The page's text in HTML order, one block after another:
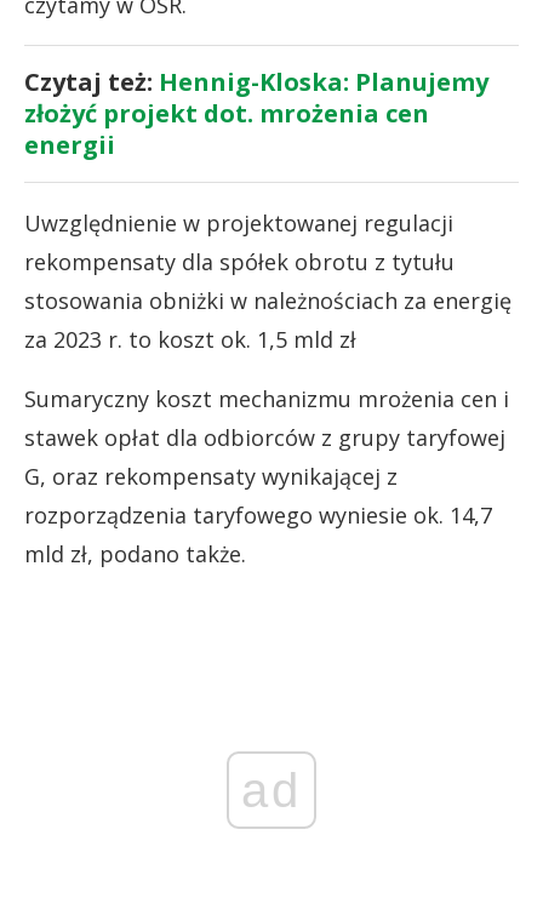
Czytaj też: Hennig-Kloska: Planujemy
złożyć projekt dot. mrożenia cen
energii
Uwzględnienie w projektowanej regulacji
rekompensaty dla spółek obrotu z tytułu
stosowania obniżki w należnościach za energię
za 2023 r. to koszt ok. 1,5 mld zł
Sumaryczny koszt mechanizmu mrożenia cen i
stawek opłat dla odbiorców z grupy taryfowej
G, oraz rekompensaty wynikającej z
rozporządzenia taryfowego wyniesie ok. 14,7
mld zł, podano także.
ad